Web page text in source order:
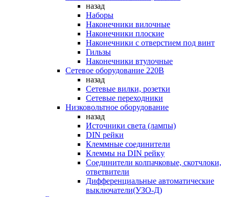
назад
Наборы
Наконечники вилочные
Наконечники плоские
Наконечники с отверстием под винт
Гильзы
Наконечники втулочные
Сетевое оборудование 220В
назад
Сетевые вилки, розетки
Сетевые переходники
Низковольтное оборудование
назад
Источники света (лампы)
DIN рейки
Клеммные соединители
Клеммы на DIN рейку
Соединители колпачковые, скотчлоки,
ответвители
Дифференциальные автоматические
выключатели(УЗО-Д)